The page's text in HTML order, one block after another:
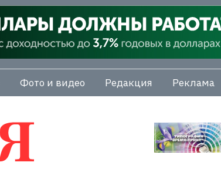
Фото и видео Редакция Реклама